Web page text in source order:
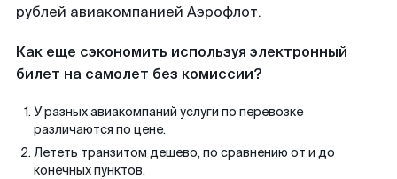
рублей авиакомпанией Аэрофлот.
Как еще сэкономить используя электронный
билет на самолет без комиссии?
У разных авиакомпаний услуги по перевозке
различаются по цене.
Лететь транзитом дешево, по сравнению от и до
конечных пунктов.